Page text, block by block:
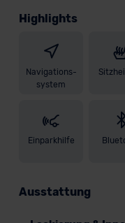
Highlights
Navigations-
system
Einparkhilfe
Ausstattung